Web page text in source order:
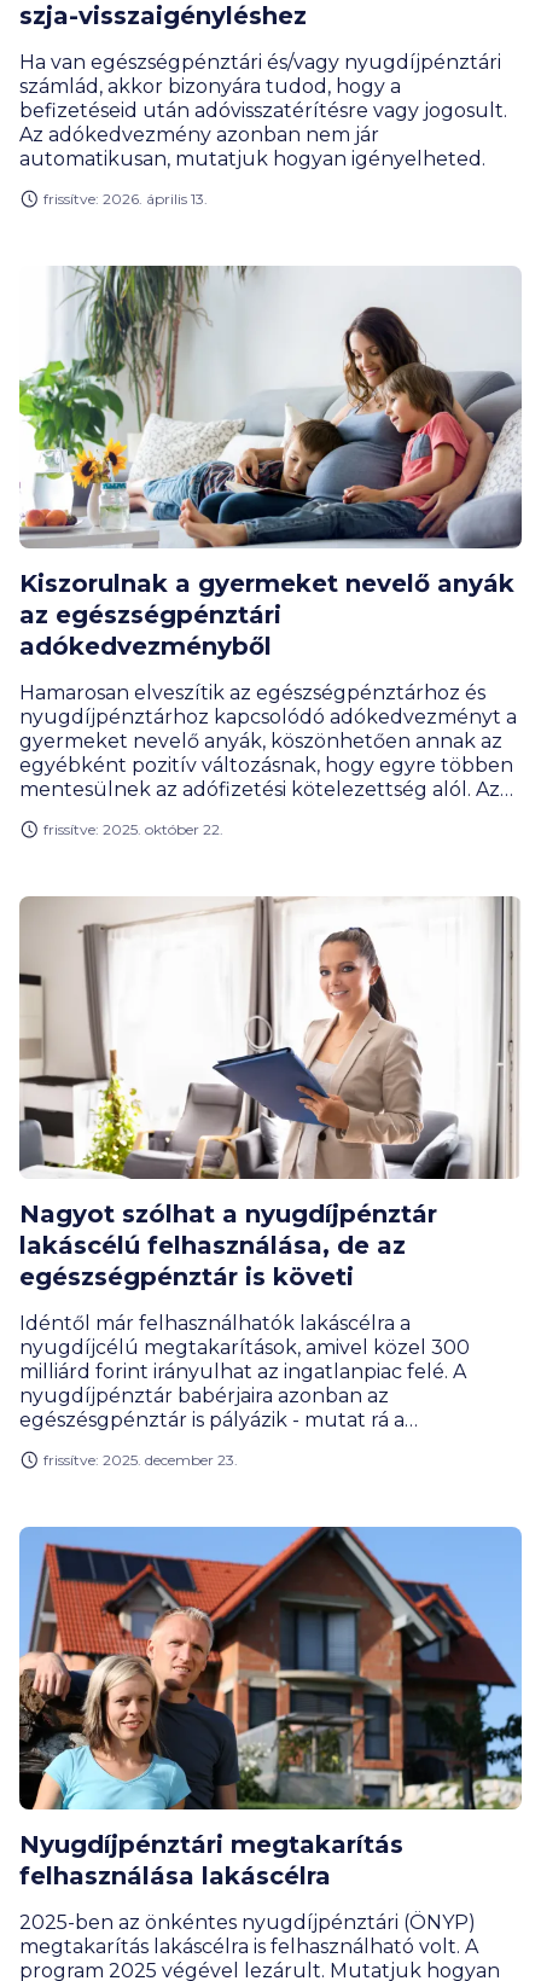
szja-visszaigényléshez
Ha van egészségpénztári és/vagy nyugdíjpénztári
számlád, akkor bizonyára tudod, hogy a
befizetéseid után adóvisszatérítésre vagy jogosult.
Az adókedvezmény azonban nem jár
automatikusan, mutatjuk hogyan igényelheted.
frissítve: 2026. április 13.
Kiszorulnak a gyermeket nevelő anyák
az egészségpénztári
adókedvezményből
Hamarosan elveszítik az egészségpénztárhoz és
nyugdíjpénztárhoz kapcsolódó adókedvezményt a
gyermeket nevelő anyák, köszönhetően annak az
egyébként pozitív változásnak, hogy egyre többen
mentesülnek az adófizetési kötelezettség alól. Az
hajnalban bővült utoljára, ugyanakkor az
fel a figyelmet a BiztosDöntés.hu szakértője.
frissítve: 2025. október 22.
Nagyot szólhat a nyugdíjpénztár
lakáscélú felhasználása, de az
egészségpénztár is követi
Idéntől már felhasználhatók lakáscélra a
nyugdíjcélú megtakarítások, amivel közel 300
milliárd forint irányulhat az ingatlanpiac felé. A
nyugdíjpénztár babérjaira azonban az
egészésgpénztár is pályázik - mutat rá a
frissítve: 2025. december 23.
Nyugdíjpénztári megtakarítás
felhasználása lakáscélra
2025-ben az önkéntes nyugdíjpénztári (ÖNYP)
megtakarítás lakáscélra is felhasználható volt. A
program 2025 végével lezárult. Mutatjuk hogyan